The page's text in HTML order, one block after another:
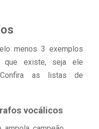
menos 3 exemplos
que existe, seja ele
Confira as listas de
vocálicos